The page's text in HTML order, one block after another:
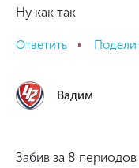
Ну как так
Ответить
Вадим
Забив за 8